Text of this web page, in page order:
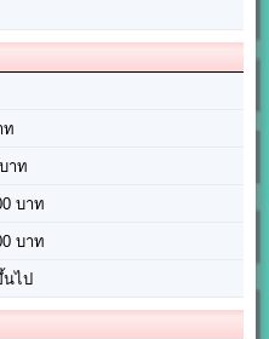
ท
าท
บาท
บาท
นไป